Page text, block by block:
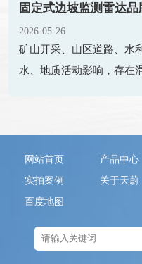
2026-05-26
矿山开采、山区道路、水
水、地质活动影响，存在
网站首页 产品中心
实拍案例
关于天蔚
百度地图